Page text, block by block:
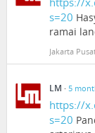
s=20
ramai
Jakarta
LM · 5
https://
s=20